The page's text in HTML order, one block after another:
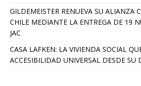
GILDEMEISTER RENUEVA SU ALIANZA
CHILE MEDIANTE LA ENTREGA DE 19
JAC
CASA LAFKEN: LA VIVIENDA SOCIAL
ACCESIBILIDAD UNIVERSAL DESDE SU